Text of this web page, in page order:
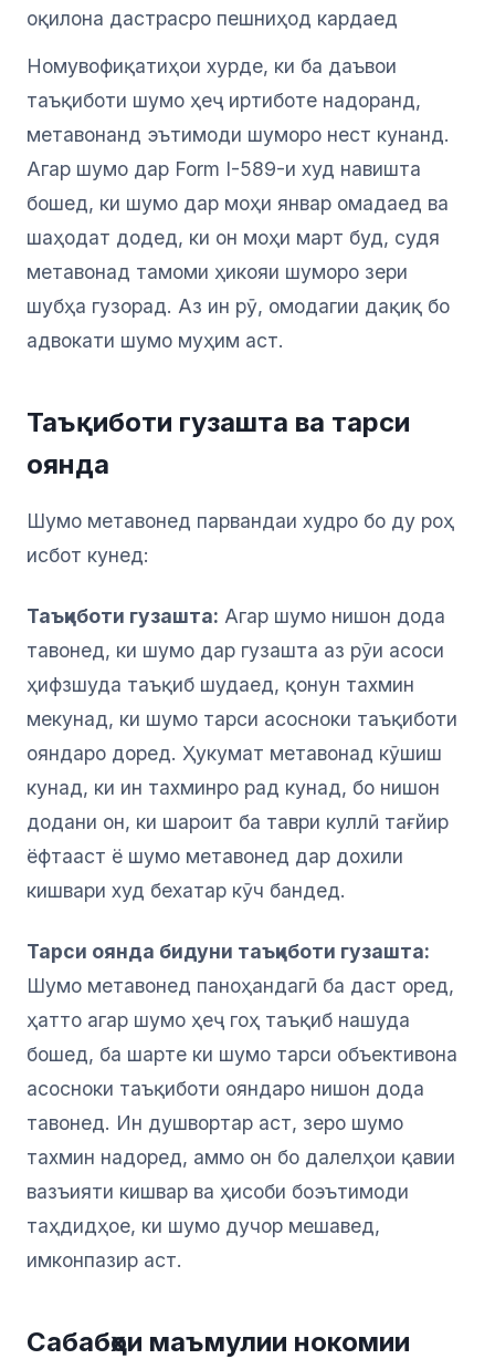
оқилона дастрасро пешниҳод кардаед
Номувофиқатиҳои хурде, ки ба даъвои
таъқиботи шумо ҳеҷ иртиботе надоранд,
метавонанд эътимоди шуморо нест кунанд.
Агар шумо дар Form I-589-и худ навишта
бошед, ки шумо дар моҳи январ омадаед ва
шаҳодат додед, ки он моҳи март буд, судя
метавонад тамоми ҳикояи шуморо зери
шубҳа гузорад. Аз ин рӯ, омодагии дақиқ бо
адвокати шумо муҳим аст.
Таъқиботи гузашта ва тарси
оянда
Шумо метавонед парвандаи худро бо ду роҳ
исбот кунед:
Таъқиботи гузашта: Агар шумо нишон дода
тавонед, ки шумо дар гузашта аз рӯи асоси
ҳифзшуда таъқиб шудаед, қонун тахмин
мекунад, ки шумо тарси асосноки таъқиботи
ояндаро доред. Ҳукумат метавонад кӯшиш
кунад, ки ин тахминро рад кунад, бо нишон
додани он, ки шароит ба таври куллӣ тағйир
ёфтааст ё шумо метавонед дар дохили
кишвари худ бехатар кӯч бандед.
Тарси оянда бидуни таъқиботи гузашта:
Шумо метавонед паноҳандагӣ ба даст оред,
ҳатто агар шумо ҳеҷ гоҳ таъқиб нашуда
бошед, ба шарте ки шумо тарси объективона
асосноки таъқиботи ояндаро нишон дода
тавонед. Ин душвортар аст, зеро шумо
тахмин надоред, аммо он бо далелҳои қавии
вазъияти кишвар ва ҳисоби боэътимоди
таҳдидҳое, ки шумо дучор мешавед,
имконпазир аст.
Сабабҳои маъмулии нокомии